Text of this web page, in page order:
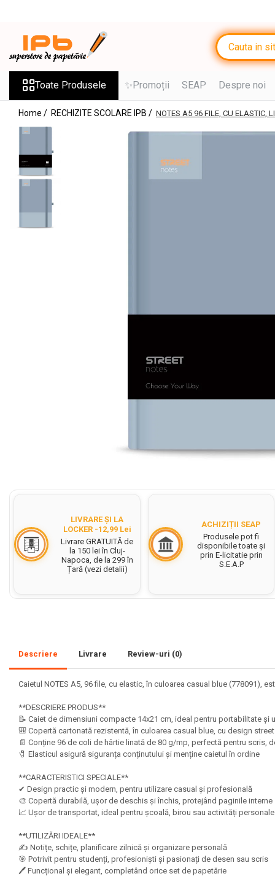
Toate Produsele
Ghiozdane, Rucsacuri, Trolere
Penare, Etuiuri, Necessaire
Caiete cu 2 sau mai multe
subiecte
Acuarele
Acuarele Tempera la bucata
Set acuarele tempera
Pensule cu rezervor
Pensule scolare set
Lipiciuri
Foarfece pentru copii
Hartie si carton colorate
Hartie Creponata, Hartie
Glasata
Trusa geometrie scolara
Rigle, echere si raportor
Toate Produsele ✨Promoții SEAP Despre noi
Home / RECHIZITE SCOLARE IPB / NOTES A5 96 FILE, CU ELASTIC,
LIVRARE ȘI LA
LOCKER -12,99 Lei
Livrare GRATUITĂ de
la 150 lei în Cluj-
Napoca, de la 299 în
Țară (vezi detalii)
ACHIZIȚII SEAP
Produsele pot fi
disponibile toate și
prin E-licitatie prin
S.E.A.P
Descriere Livrare Review-uri (0)
Caietul NOTES A5, 96 file, cu elastic, în culoarea casual blue (778091),
**DESCRIERE PRODUS**
📝 Caiet de dimensiuni compacte 14x21 cm, ideal pentru portabilitate și
🎒 Copertă cartonată rezistentă, în culoarea casual blue, cu design
📄 Conține 96 de coli de hârtie linată de 80 g/mp, perfectă pentru scris,
🧷 Elasticul asigură siguranța conținutului și menține caietul în ordine
**CARACTERISTICI SPECIALE**
✔ Design practic și modern, pentru utilizare casual și profesională
🎨 Copertă durabilă, ușor de deschis și închis, protejând paginile interne
📈 Ușor de transportat, ideal pentru școală, birou sau activități personale
**UTILIZĂRI IDEALE**
✍️ Notițe, schițe, planificare zilnică și organizare personală
🎯 Potrivit pentru studenți, profesioniști și pasionați de desen sau scris
🖊️ Funcțional și elegant, completând orice set de papetărie